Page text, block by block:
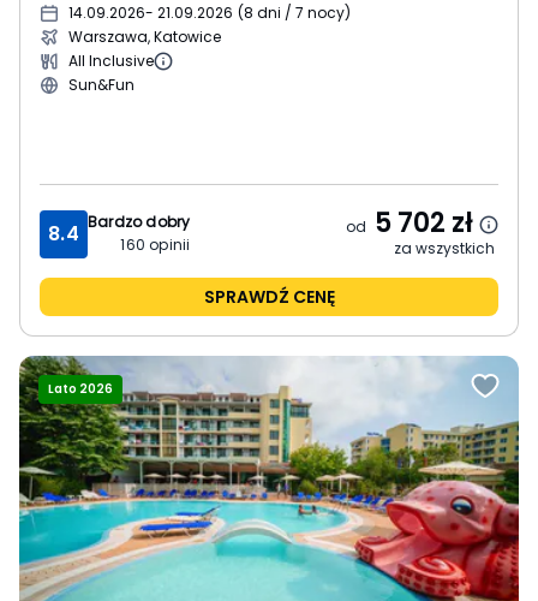
14.09.2026- 21.09.2026 (8 dni / 7 nocy)
Warszawa, Katowice
All Inclusive
Sun&Fun
8.4 Bardzo dobry
160 opinii
od 5 702 zł
za wszystkich
SPRAWDŹ CENĘ
Lato 2026